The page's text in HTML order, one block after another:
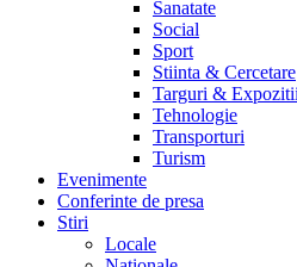
Sanatate
Social
Sport
Stiinta & Cercetare
Targuri & Expozitii
Tehnologie
Transporturi
Turism
Evenimente
Conferinte de presa
Stiri
Locale